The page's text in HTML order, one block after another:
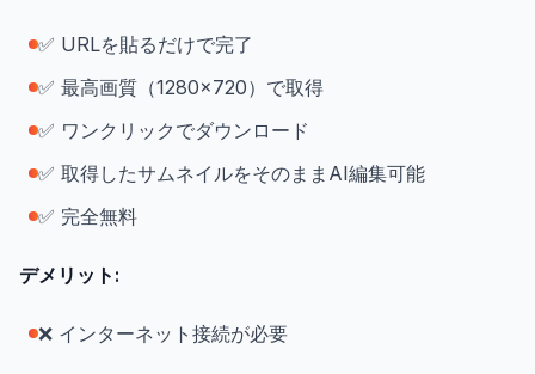
✅ URLを貼るだけで完了
✅ 最高画質（1280×720）で取得
✅ ワンクリックでダウンロード
✅ 取得したサムネイルをそのままAI編集可能
✅ 完全無料
デメリット:
❌ インターネット接続が必要